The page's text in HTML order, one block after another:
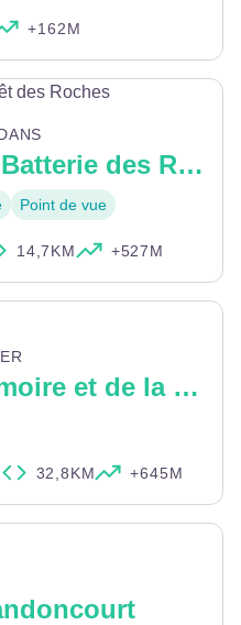
+162M
- © Pays de Montbéliard Tourisme
Brisepoutot et la Batterie des Roches
Point de vue
14,7KM +527M
- Espace nordique jurassien
Chemin de la mémoire et de la paix
32,8KM +645M